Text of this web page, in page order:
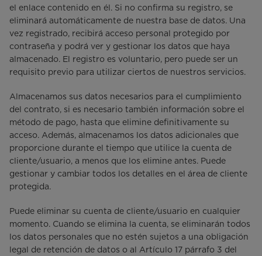
el enlace contenido en él. Si no confirma su registro, se
eliminará automáticamente de nuestra base de datos. Una
vez registrado, recibirá acceso personal protegido por
contraseña y podrá ver y gestionar los datos que haya
almacenado. El registro es voluntario, pero puede ser un
requisito previo para utilizar ciertos de nuestros servicios.
Almacenamos sus datos necesarios para el cumplimiento
del contrato, si es necesario también información sobre el
método de pago, hasta que elimine definitivamente su
acceso. Además, almacenamos los datos adicionales que
proporcione durante el tiempo que utilice la cuenta de
cliente/usuario, a menos que los elimine antes. Puede
gestionar y cambiar todos los detalles en el área de cliente
protegida.
Puede eliminar su cuenta de cliente/usuario en cualquier
momento. Cuando se elimina la cuenta, se eliminarán todos
los datos personales que no estén sujetos a una obligación
legal de retención de datos o al Artículo 17 párrafo 3 del